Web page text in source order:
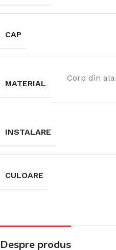
CAP
MATERIAL
Corp din
INSTALARE
CULOARE
Despre produs